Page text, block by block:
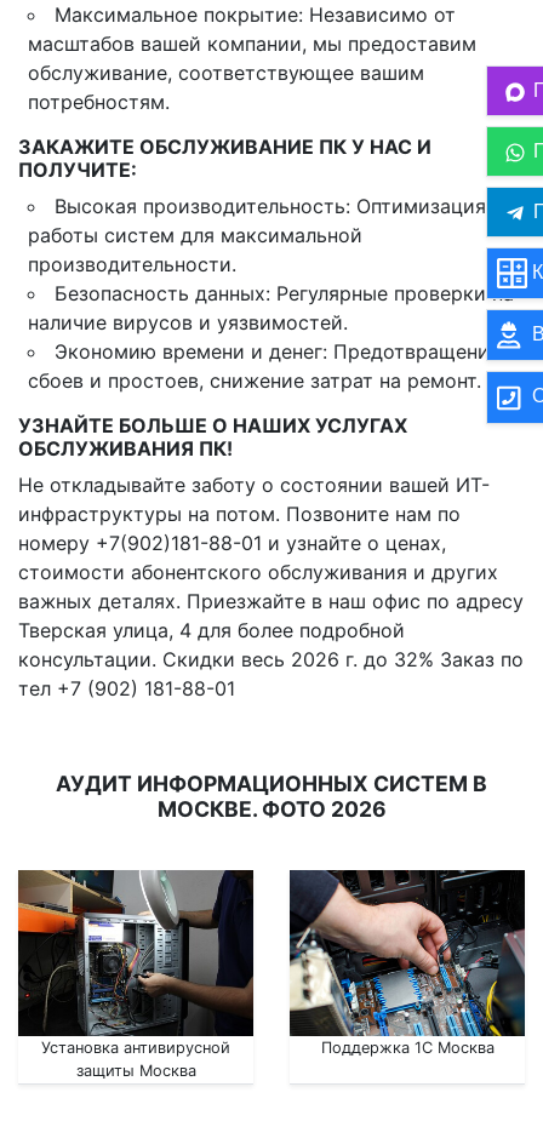
Максимальное покрытие: Независимо от
масштабов вашей компании, мы предоставим
обслуживание, соответствующее вашим
потребностям.
ЗАКАЖИТЕ ОБСЛУЖИВАНИЕ ПК У НАС И
ПОЛУЧИТЕ:
Высокая производительность: Оптимизация
работы систем для максимальной
производительности.
Безопасность данных: Регулярные проверки на
наличие вирусов и уязвимостей.
Экономию времени и денег: Предотвращение
сбоев и простоев, снижение затрат на ремонт.
УЗНАЙТЕ БОЛЬШЕ О НАШИХ УСЛУГАХ
ОБСЛУЖИВАНИЯ ПК!
Не откладывайте заботу о состоянии вашей ИТ-
инфраструктуры на потом. Позвоните нам по
номеру +7(902)181-88-01 и узнайте о ценах,
стоимости абонентского обслуживания и других
важных деталях. Приезжайте в наш офис по адресу
Тверская улица, 4 для более подробной
консультации. Скидки весь 2026 г. до 32% Заказ по
тел +7 (902) 181-88-01
АУДИТ ИНФОРМАЦИОННЫХ СИСТЕМ В
МОСКВЕ. ФОТО 2026
Установка антивирусной
защиты Москва
Поддержка 1С Москва